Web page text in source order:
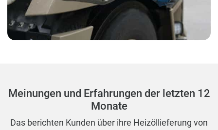
Meinungen und Erfahrungen der letzten 12
Monate
Das berichten Kunden über ihre Heizöllieferung von